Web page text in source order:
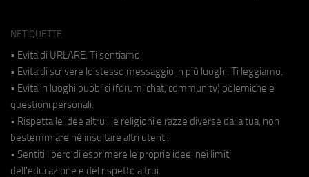
NETIQUETTE
• Evita di URLARE. Ti sentiamo.
• Evita di scrivere lo stesso messaggio in più luoghi. Ti leggiamo.
• Evita in luoghi pubblici (forum, chat, community) polemiche e
questioni personali.
• Rispetta le idee altrui, le religioni e razze diverse dalla tua, non
bestemmiare né insultare altri utenti.
• Sentiti libero di esprimere le proprie idee, nei limiti
dell'educazione e del rispetto altrui.